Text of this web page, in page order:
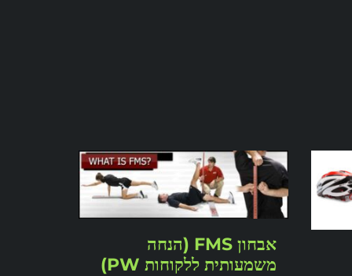
אבחון FMS (הנחה
משמעותית ללקוחות PW)